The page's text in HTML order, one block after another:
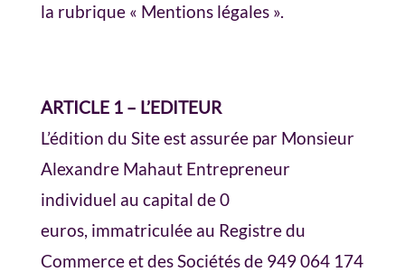
la rubrique « Mentions légales ».
ARTICLE 1 – L’EDITEUR
L’édition du Site est assurée par Monsieur
Alexandre Mahaut Entrepreneur
individuel au capital de 0
euros, immatriculée au Registre du
Commerce et des Sociétés de 949 064 174